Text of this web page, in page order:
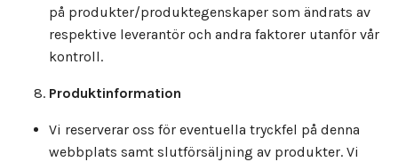
på produkter/produktegenskaper som ändrats av
respektive leverantör och andra faktorer utanför vår
kontroll.
Produktinformation
Vi reserverar oss för eventuella tryckfel på denna
webbplats samt slutförsäljning av produkter. Vi